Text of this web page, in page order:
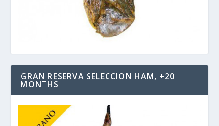
GRAN RESERVA SELECCION HAM, +20
MONTHS